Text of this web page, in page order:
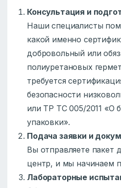
Консультация и
Наши специалисты
какой именно
добровольный или
полиуретановых
требуется
безопасности
или ТР ТС 005/2011 «О
упаковки».
Подача заявки и
Вы отправляете пакет
центр, и мы начинаем
Лабораторные